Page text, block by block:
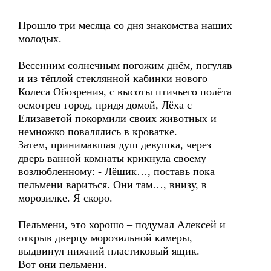
Прошло три месяца со дня знакомства наших
молодых.
Весенним солнечным погожим днём, погуляв
и из тёплой стеклянной кабинки нового
Колеса Обозрения, с высоты птичьего полёта
осмотрев город, придя домой, Лёха с
Елизаветой покормили своих животных и
немножко повалялись в кроватке.
Затем, принимавшая душ девушка, через
дверь ванной комнаты крикнула своему
возлюбленному: - Лёшик…, поставь пока
пельмени вариться. Они там…, внизу, в
морозилке. Я скоро.
Пельмени, это хорошо – подумал Алексей и
открыв дверцу морозильной камеры,
выдвинул нижний пластиковый ящик.
Вот они пельмени.